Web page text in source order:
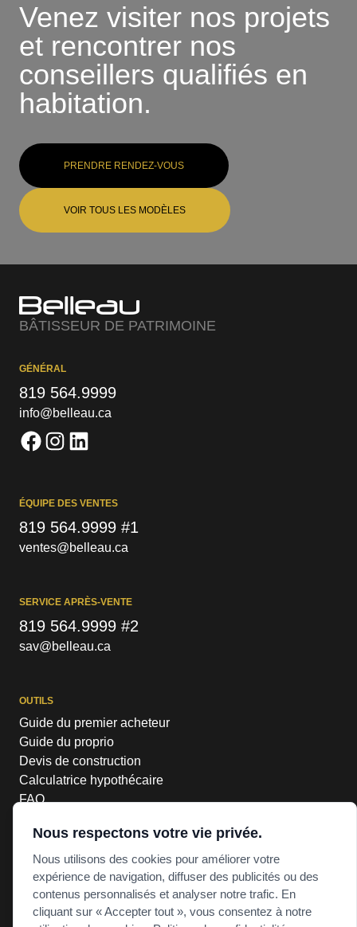
Nous respectons votre vie privée.
Nous utilisons des cookies pour améliorer votre
expérience de navigation, diffuser des publicités ou des
contenus personnalisés et analyser notre trafic. En
cliquant sur « Accepter tout », vous consentez à notre
Venez visiter nos projets
et rencontrer nos
conseillers qualifiés en
habitation.
PRENDRE RENDEZ-VOUS
VOIR TOUS LES MODÈLES
BÂTISSEUR DE PATRIMOINE
GÉNÉRAL
819 564.9999
info@belleau.ca
ÉQUIPE DES VENTES
819 564.9999 #1
ventes@belleau.ca
SERVICE APRÈS-VENTE
819 564.9999 #2
sav@belleau.ca
OUTILS
Guide du premier acheteur
Guide du proprio
Devis de construction
Calculatrice hypothécaire
FAQ
RBQ #8308-6900-22
POLITIQUE DE CONFIDENTIALITÉ
POLITIQUE DE COOKIES